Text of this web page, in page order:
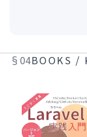
§04BOOKS /